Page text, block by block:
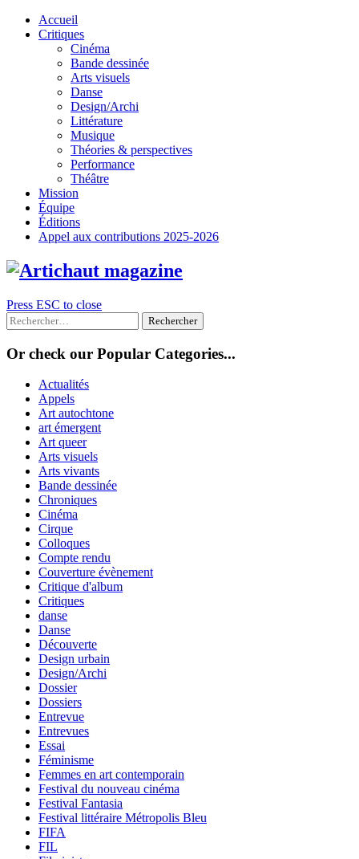
Skip
Accueil
Critiques
Cinéma
Bande dessinée
Arts visuels
Danse
Design/Archi
Littérature
Musique
Théories & perspectives
Performance
Théâtre
Mission
Équipe
Éditions
Appel aux contributions 2025-2026
Press ESC to close
Rechercher :
Or check our Popular Categories...
Actualités
Appels
Art autochtone
art émergent
Art queer
Arts visuels
Arts vivants
Bande dessinée
Chroniques
Cinéma
Cirque
Colloques
Compte rendu
Couverture évènement
Critique d'album
Critiques
danse
Danse
Découverte
Design urbain
Design/Archi
Dossier
Dossiers
Entrevue
Entrevues
Essai
Féminisme
Femmes en art contemporain
Festival du nouveau cinéma
Festival Fantasia
Festival littéraire Métropolis Bleu
FIFA
FIL